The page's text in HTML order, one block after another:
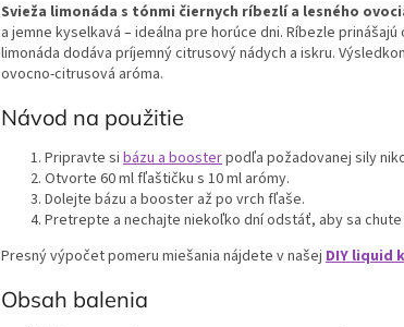
Svieža limonáda s tónmi čiernych ríbezlí a lesného
a jemne kyselkavá – ideálna pre horúce dni. Ríbezle
limonáda dodáva príjemný citrusový nádych a iskru.
ovocno-citrusová aróma.
Návod na použitie
Pripravte si bázu a boosterpodľa požadovanej sily
Otvorte 60 ml fľaštičku s 10 ml arómy.
Dolejte bázu a booster až po vrch fľaše.
Pretrepte a nechajte niekoľko dní odstáť, aby sa
Presný výpočet pomeru miešania nájdete v našej DIY liquid
Obsah balenia